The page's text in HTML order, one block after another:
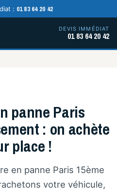
: 01 83 64 20 42
DEVIS IMMÉDIAT
01 83 64 20 42
panne Paris
: on achète
place !
en panne Paris 15ème
votre véhicule,